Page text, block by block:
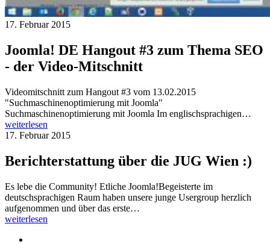
17. Februar 2015
Joomla! DE Hangout #3 zum Thema SEO
- der Video-Mitschnitt
Videomitschnitt zum Hangout #3 vom 13.02.2015
"Suchmaschinenoptimierung mit Joomla"
Suchmaschinenoptimierung mit Joomla Im englischsprachigen…
weiterlesen
17. Februar 2015
Berichterstattung über die JUG Wien :)
Es lebe die Community! Etliche Joomla!Begeisterte im
deutschsprachigen Raum haben unsere junge Usergroup herzlich
aufgenommen und über das erste…
weiterlesen